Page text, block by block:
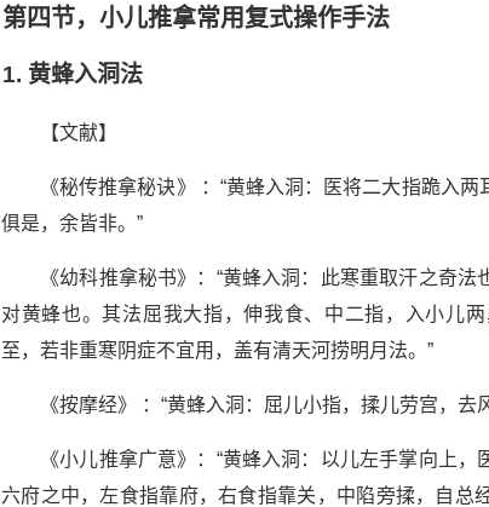
第四节，小儿推拿常用复式操作手法
1. 黄蜂入洞法
【文献】
《秘传推拿秘诀》 ：“黄蜂入洞：医将二大指跪入
俱是，余皆非。”
《幼科推拿秘书》：“黄蜂入洞：此寒重取汗之奇
对黄蜂也。其法屈我大指，伸我食、中二指，入小儿
至，若非重寒阴症不宜用，盖有清天河捞明月法。”
《按摩经》 ：“黄蜂入洞：屈儿小指，揉儿劳宫，去
《小儿推拿广意》：“黄蜂入洞：以儿左手掌向上
六府之中，左食指靠府，右食指靠关，中陷旁揉，自总